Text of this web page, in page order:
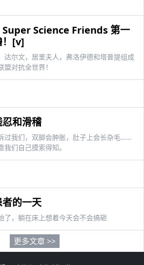
Super Science Friends 第一
！[v]
达尔文，居里夫人，弗洛伊德和塔普提组成
盟对抗全世界！
和滑稽
过我们，双脚会肿胀，肚子上会长杂毛……
我们自己摸索得知。
的一天
了，躺在床上想着今天会不会搞砸
更多文章 >>